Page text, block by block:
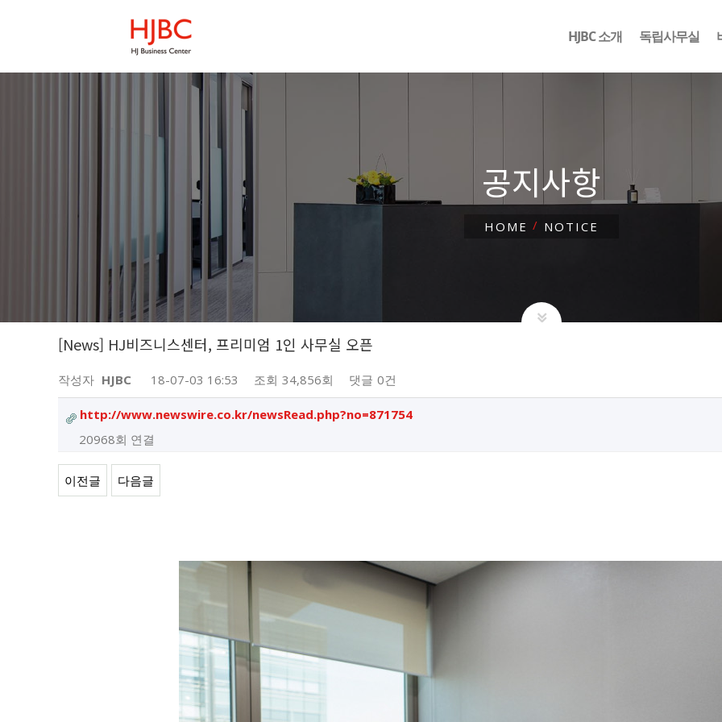
HJBC 소개 독립사무실
공지사항
HOME NOTICE
[News] HJ비즈니스센터, 프리미엄 1인 사무실 오픈
작성자 HJBC 18-07-03 16:53 조회 34,856회 댓글 0건
http://www.newswire.co.kr/newsRead.php?no=871754
20968회 연결
이전글 다음글